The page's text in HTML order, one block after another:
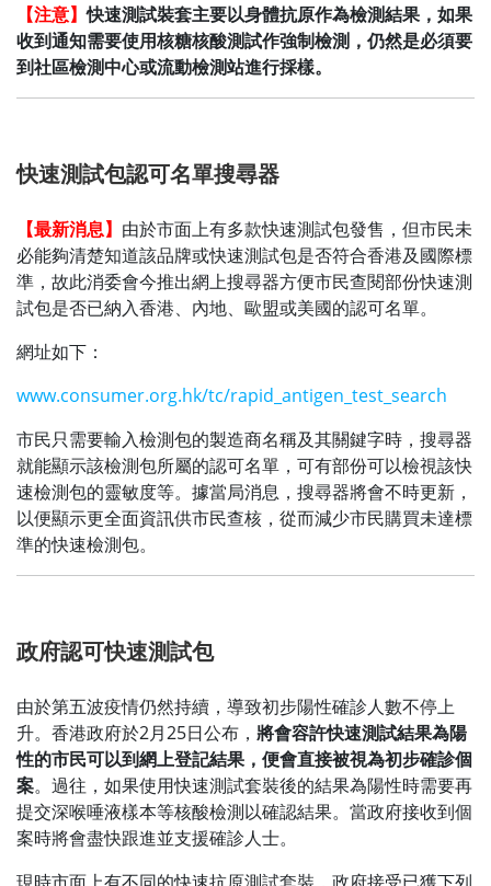
【注意】快速測試裝套主要以身體抗原作為檢測結果，如果
收到通知需要使用核糖核酸測試作強制檢測，仍然是必須要
到社區檢測中心或流動檢測站進行採樣。
快速測試包認可名單搜尋器
【最新消息】 由於市面上有多款快速測試包發售，但市民未
必能夠清楚知道該品牌或快速測試包是否符合香港及國際標
準，故此消委會今推出網上搜尋器方便市民查閱部份快速測
試包是否已納入香港、內地、歐盟或美國的認可名單。
網址如下：
www.consumer.org.hk/tc/rapid_antigen_test_search
市民只需要輸入檢測包的製造商名稱及其關鍵字時，搜尋器
就能顯示該檢測包所屬的認可名單，可有部份可以檢視該快
速檢測包的靈敏度等。據當局消息，搜尋器將會不時更新，
以便顯示更全面資訊供市民查核，從而減少市民購買未達標
準的快速檢測包。
政府認可快速測試包
由於第五波疫情仍然持續，導致初步陽性確診人數不停上
升。香港政府於2月25日公布， 將會容許快速測試結果為陽
性的市民可以到網上登記結果，便會直接被視為初步確診個
案。過往，如果使用快速測試套裝後的結果為陽性時需要再
提交深喉唾液樣本等核酸檢測以確認結果。當政府接收到個
案時將會盡快跟進並支援確診人士。